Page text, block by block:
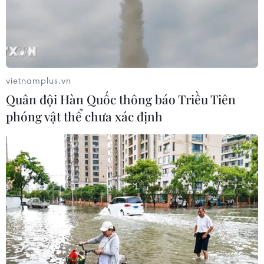
Nghị quyết 10-NQ/TW: Kiến tạo hệ
sinh thái đầu tư hấp dẫn doanh
nghiệp FDI
05/08/2026 03:59
Xem thêm
CƠ QUAN CHỦ QUẢN: THÔNG TẤN XÃ VIỆT NAM
Tổng Biên tập: TRẦN TIẾN DUẨN
vietnamplus.vn
Quân đội Hàn Quốc thông báo Triều Tiên
phóng vật thể chưa xác định